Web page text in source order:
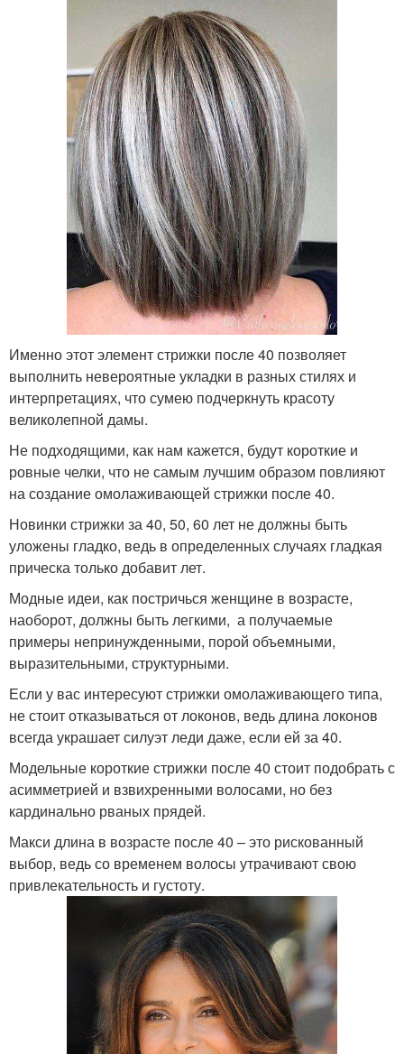
Именно этот элемент стрижки после 40 позволяет
выполнить невероятные укладки в разных стилях и
интерпретациях, что сумею подчеркнуть красоту
великолепной дамы.
Не подходящими, как нам кажется, будут короткие и
ровные челки, что не самым лучшим образом повлияют
на создание омолаживающей стрижки после 40.
Новинки стрижки за 40, 50, 60 лет не должны быть
уложены гладко, ведь в определенных случаях гладкая
прическа только добавит лет.
Модные идеи, как постричься женщине в возрасте,
наоборот, должны быть легкими, а получаемые
примеры непринужденными, порой объемными,
выразительными, структурными.
Если у вас интересуют стрижки омолаживающего типа,
не стоит отказываться от локонов, ведь длина локонов
всегда украшает силуэт леди даже, если ей за 40.
Модельные короткие стрижки после 40 стоит подобрать с
асимметрией и взвихренными волосами, но без
кардинально рваных прядей.
Макси длина в возрасте после 40 – это рискованный
выбор, ведь со временем волосы утрачивают свою
привлекательность и густоту.